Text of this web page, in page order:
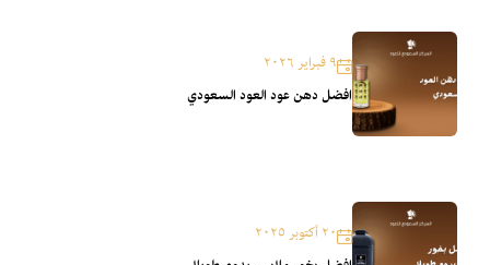
٩ فبراير ٢٠٢٦
افضل دهن عود العود السعودي
٢٠ أكتوبر ٢٠٢٥